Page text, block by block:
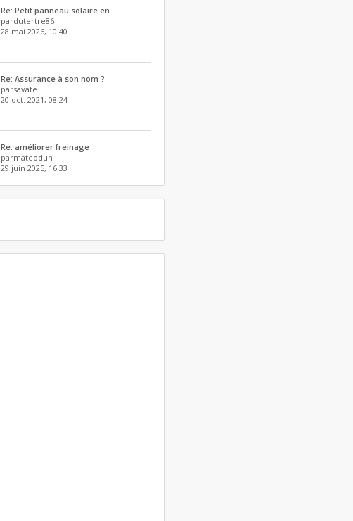
Re: Petit panneau solaire en …
pardutertre86
28 mai 2026, 10:40
Re: Assurance à son nom ?
parsavate
20 oct. 2021, 08:24
Re: améliorer freinage
parmateodun
29 juin 2025, 16:33